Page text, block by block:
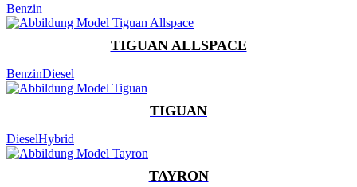
Benzin
TIGUAN ALLSPACE
BenzinDiesel
TIGUAN
DieselHybrid
TAYRON